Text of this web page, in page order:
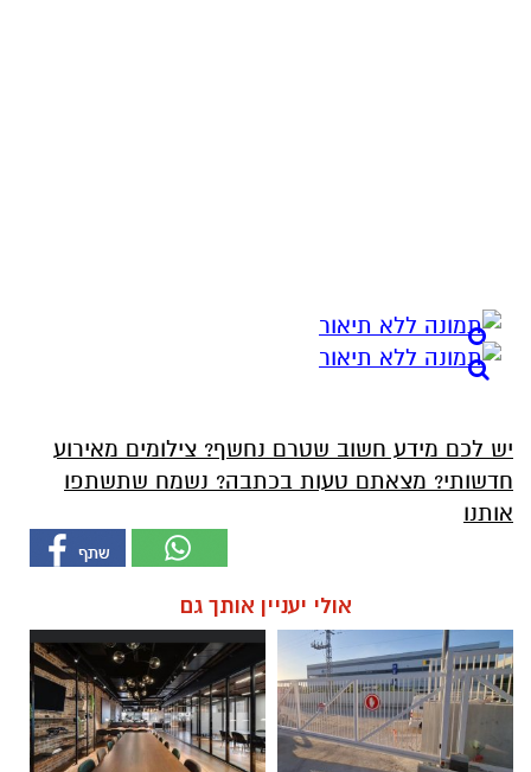
יש לכם מידע חשוב שטרם נחשף? צילומים מאירוע
חדשותי? מצאתם טעות בכתבה? נשמח שתשתפו
אותנו
אולי יעניין אותך גם